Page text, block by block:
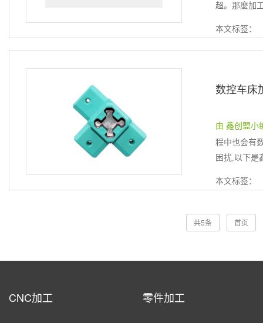
超。那麼加
本文标签：
由 鑫创盟小
程中也会有
困扰,以下是
本文标签：
共5条 首页
CNC加工 零件加工